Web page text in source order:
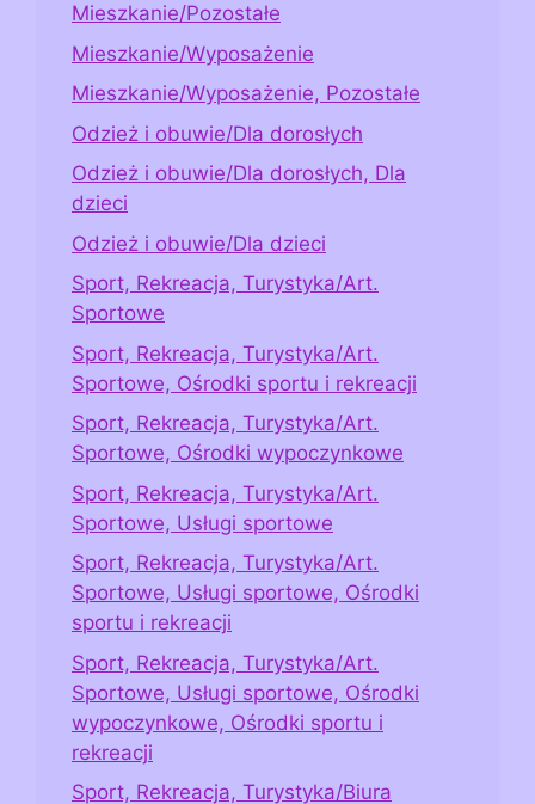
Mieszkanie/Pozostałe
Mieszkanie/Wyposażenie
Mieszkanie/Wyposażenie, Pozostałe
Odzież i obuwie/Dla dorosłych
Odzież i obuwie/Dla dorosłych, Dla
dzieci
Odzież i obuwie/Dla dzieci
Sport, Rekreacja, Turystyka/Art.
Sportowe
Sport, Rekreacja, Turystyka/Art.
Sportowe, Ośrodki sportu i rekreacji
Sport, Rekreacja, Turystyka/Art.
Sportowe, Ośrodki wypoczynkowe
Sport, Rekreacja, Turystyka/Art.
Sportowe, Usługi sportowe
Sport, Rekreacja, Turystyka/Art.
Sportowe, Usługi sportowe, Ośrodki
sportu i rekreacji
Sport, Rekreacja, Turystyka/Art.
Sportowe, Usługi sportowe, Ośrodki
wypoczynkowe, Ośrodki sportu i
rekreacji
Sport, Rekreacja, Turystyka/Biura